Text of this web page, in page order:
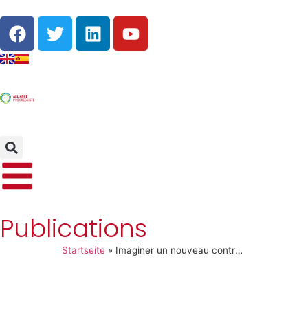
Publications
Startseite» Imaginer un nouveau contrat social